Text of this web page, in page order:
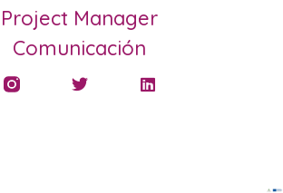
Project Manager
Comunicación